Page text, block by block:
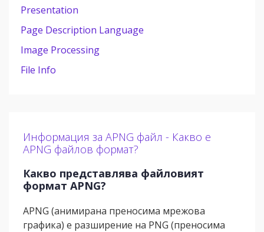
Presentation
Page Description Language
Image Processing
File Info
Информация за APNG файл - Какво е
APNG файлов формат?
Какво представлява файловият
формат APNG?
APNG (анимирана преносима мрежова
графика) е разширение на PNG (преносима